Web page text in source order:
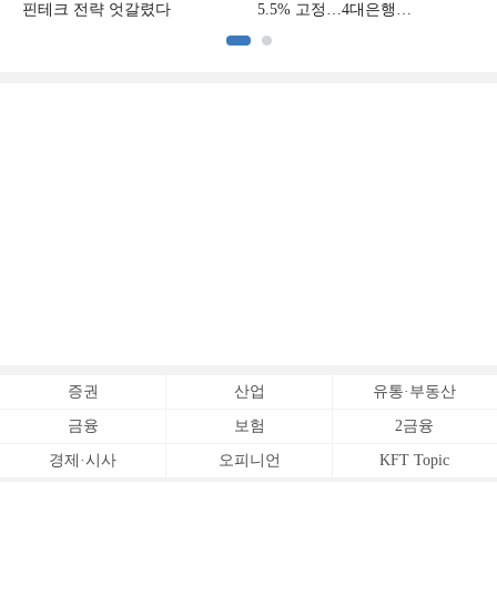
핀테크 전략 엇갈렸다
5.5% 고정…4대은행
증권 산업 유통·부동산
금융 보험 2금융
경제·시사 오피니언 KFT Topic